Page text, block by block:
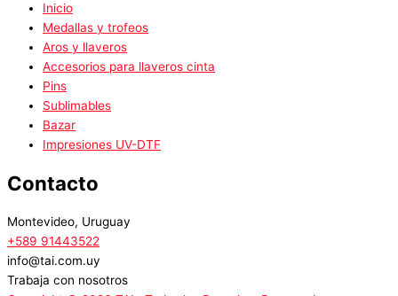
Inicio
Medallas y trofeos
Aros y llaveros
Accesorios para llaveros cinta
Pins
Sublimables
Bazar
Impresiones UV-DTF
Contacto
Montevideo, Uruguay
+589 91443522
info@tai.com.uy
Trabaja con nosotros